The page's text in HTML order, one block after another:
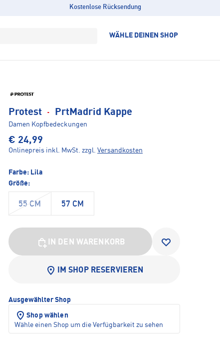
Kostenlose Rücksendung
WÄHLE DEINEN SHOP
Protest · PrtMadrid Kappe
Damen Kopfbedeckungen
€ 24,99
Onlinepreis inkl. MwSt. zzgl. Versandkosten
Farbe: Lila
Größe:
55 CM 57 CM
IN DEN WARENKORB
IM SHOP RESERVIEREN
Ausgewählter Shop
Shop wählen
Wähle einen Shop um die Verfügbarkeit zu sehen